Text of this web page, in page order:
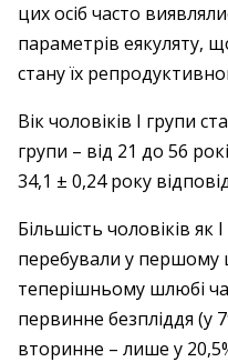
цих осіб часто
параметрів еякуляту,
стану їх
Вік чоловіків І групи
групи – ​від 21 до 56
34,1 ± 0,24 року
Більшість чоловіків як
перебували у першому
теперішньому шлюбі
первинне безпліддя (у
вторинне – ​лише у